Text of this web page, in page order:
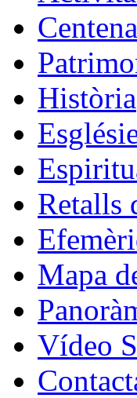
Història
Retalls
Mapa
Vídeo